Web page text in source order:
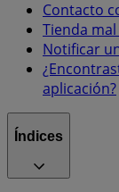
Contacto
Tienda
Notificar
aplicación?
Índices